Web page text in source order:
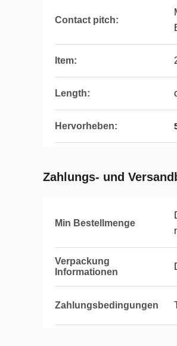
Contact pitch:
Item:
Length:
Hervorheben:
Zahlungs- und
Min Bestellmenge
Verpackung
Informationen
Zahlungsbedingungen